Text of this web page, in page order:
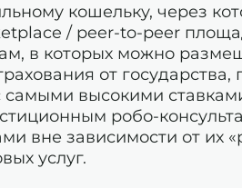
кошельку, через
/ peer-to-peer
в которых можно
от
самыми высокими
робо-
вне зависимости от их
услуг.